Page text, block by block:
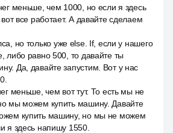
меньше, чем 1000, но если я здесь
все работает. А давайте сделаем
но только уже else. If, если у нашего
либо равно 500, то давайте ты
Да, давайте запустим. Вот у нас
меньше, чем вот тут. То есть мы не
мы можем купить машину. Давайте
купить машину, но мы не можем
я здесь напишу 1550.